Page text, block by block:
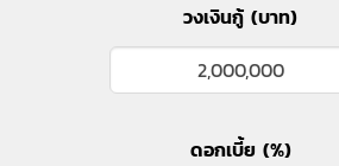
วงเงินกู้ (บาท)
ดอกเบี้ย (%)